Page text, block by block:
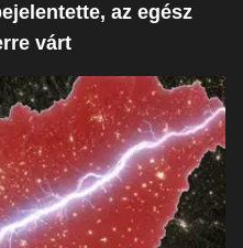
az egész
várt